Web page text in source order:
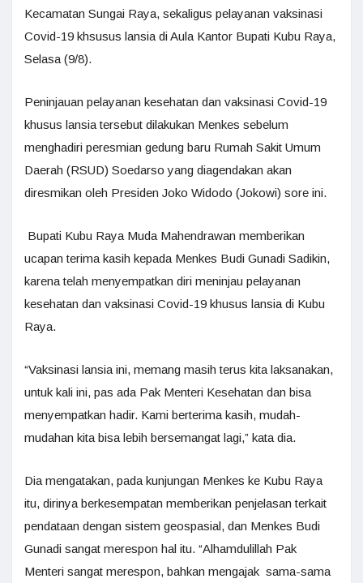
Kecamatan Sungai Raya, sekaligus pelayanan vaksinasi
Covid-19 khsusus lansia di Aula Kantor Bupati Kubu Raya,
Selasa (9/8).
Peninjauan pelayanan kesehatan dan vaksinasi Covid-19
khusus lansia tersebut dilakukan Menkes sebelum
menghadiri peresmian gedung baru Rumah Sakit Umum
Daerah (RSUD) Soedarso yang diagendakan akan
diresmikan oleh Presiden Joko Widodo (Jokowi) sore ini.
Bupati Kubu Raya Muda Mahendrawan memberikan
ucapan terima kasih kepada Menkes Budi Gunadi Sadikin,
karena telah menyempatkan diri meninjau pelayanan
kesehatan dan vaksinasi Covid-19 khusus lansia di Kubu
Raya.
“Vaksinasi lansia ini, memang masih terus kita laksanakan,
untuk kali ini, pas ada Pak Menteri Kesehatan dan bisa
menyempatkan hadir. Kami berterima kasih, mudah-
mudahan kita bisa lebih bersemangat lagi,” kata dia.
Dia mengatakan, pada kunjungan Menkes ke Kubu Raya
itu, dirinya berkesempatan memberikan penjelasan terkait
pendataan dengan sistem geospasial, dan Menkes Budi
Gunadi sangat merespon hal itu. “Alhamdulillah Pak
Menteri sangat merespon, bahkan mengajak sama-sama